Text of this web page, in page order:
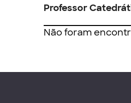
Professor
Não foram